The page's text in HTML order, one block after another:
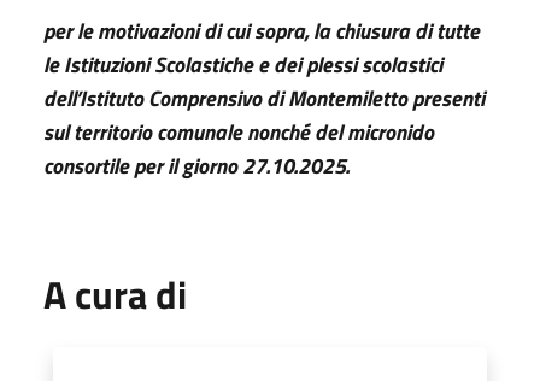
per le motivazioni di cui sopra, la chiusura di tutte
le Istituzioni Scolastiche e dei plessiscolastici
dell’Istituto Comprensivo di Montemiletto presenti
sul territorio comunale nonchédel micronido
consortile per il giorno 27.10.2025.
A cura di